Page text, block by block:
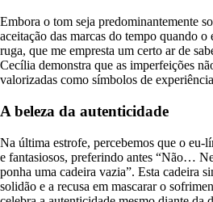
Embora o tom seja predominantemente
aceitação das marcas do tempo quando
ruga, que me empresta um certo ar de
Cecília demonstra que as imperfeições
valorizadas como símbolos de
A beleza da autenticidade
Na última estrofe, percebemos que o eu-
e fantasiosos, preferindo antes “Não…
ponha uma cadeira vazia”. Esta cadeira
solidão e a recusa em mascarar o